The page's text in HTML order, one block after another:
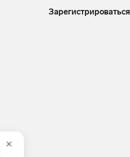
Зарегистрироваться